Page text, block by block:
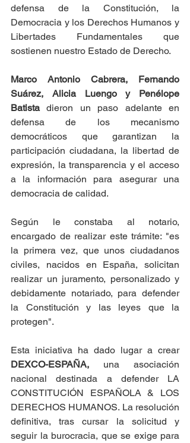
defensa de la Constitución, la
Democracia y los Derechos Humanos y
Libertades Fundamentales que
sostienen nuestro Estado de Derecho.
Marco Antonio Cabrera, Fernando
Suárez, Alicia Luengo y Penélope
Batista dieron un paso adelante en
defensa de los mecanismo
democráticos que garantizan la
participación ciudadana, la libertad de
expresión, la transparencia y el acceso
a la información para asegurar una
democracia de calidad.
Según le constaba al notario,
encargado de realizar este trámite: "es
la primera vez, que unos ciudadanos
civiles, nacidos en España, solicitan
realizar un juramento, personalizado y
debidamente notariado, para defender
la Constitución y las leyes que la
protegen".
Esta iniciativa ha dado lugar a crear
DEXCO-ESPAÑA, una asociación
nacional destinada a defender LA
CONSTITUCIÓN ESPAÑOLA & LOS
DERECHOS HUMANOS. La resolución
definitiva, tras cursar la solicitud y
seguir la burocracia, que se exige para